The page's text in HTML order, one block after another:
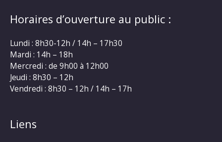
Horaires d’ouverture au public :
Lundi : 8h30-12h / 14h – 17h30
Mardi : 14h – 18h
Mercredi : de 9h00 à 12h00
Jeudi : 8h30 – 12h
Vendredi : 8h30 – 12h / 14h – 17h
Liens